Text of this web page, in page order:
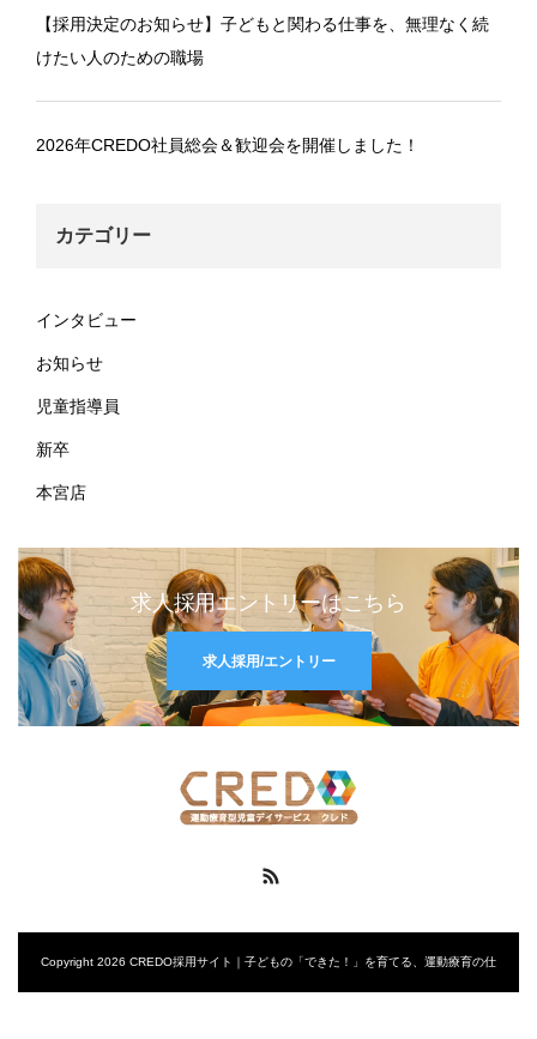
【採用決定のお知らせ】子どもと関わる仕事を、無理なく続
けたい人のための職場
2026年CREDO社員総会＆歓迎会を開催しました！
カテゴリー
インタビュー
お知らせ
児童指導員
新卒
本宮店
求人採用エントリーはこちら
求人採用/エントリー
Copyright 2026 CREDO採用サイト｜子どもの「できた！」を育てる、運動療育の仕